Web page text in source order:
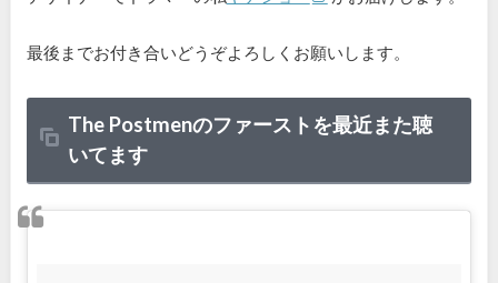
最後までお付き合いどうぞよろしくお願いします。
The Postmenのファーストを最近また聴
いてます